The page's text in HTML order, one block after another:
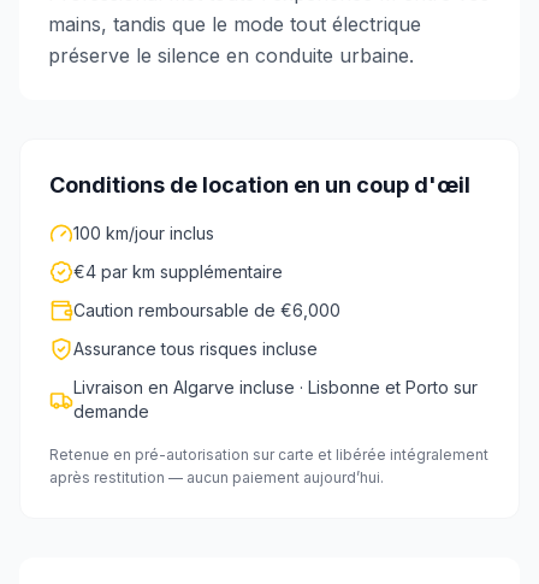
mains, tandis que le mode tout électrique
préserve le silence en conduite urbaine.
Conditions de location en un coup d'œil
100 km/jour inclus
€4 par km supplémentaire
Caution remboursable de €6,000
Assurance tous risques incluse
Livraison en Algarve incluse · Lisbonne et Porto sur
demande
Retenue en pré-autorisation sur carte et libérée intégralement
après restitution — aucun paiement aujourd’hui.